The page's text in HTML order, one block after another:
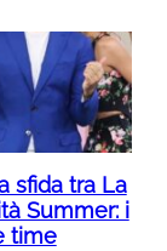
sfida tra La
Summer: i
time